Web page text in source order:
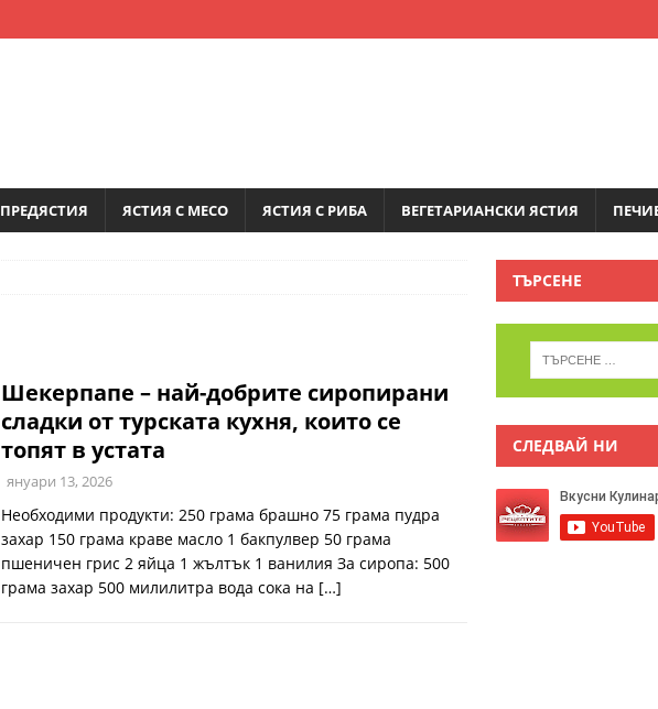
ПРЕДЯСТИЯ ЯСТИЯ С МЕСО ЯСТИЯ С РИБА ВЕГЕТАРИАНСКИ ЯСТИЯ
Шекерпапе – най-добрите сиропирани
сладки от турската кухня, които се
топят в устата
януари 13, 2026
Необходими продукти: 250 грама брашно 75 грама пудра
захар 150 грама краве масло 1 бакпулвер 50 грама
пшеничен грис 2 яйца 1 жълтък 1 ванилия За сиропа: 500
грама захар 500 милилитра вода сока на […]
ТЪРСЕНЕ
СЛЕДВАЙ НИ